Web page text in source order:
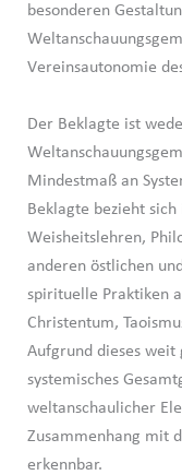
besonderen
Vereinsautonomie
Der Beklagte ist
Mindestmaß an
Beklagte bezieht
Weisheitslehren,
anderen östlichen
spirituelle Praktiken
Christentum,
Aufgrund dieses weit
systemisches
weltanschaulicher
Zusammenhang mit
erkennbar.